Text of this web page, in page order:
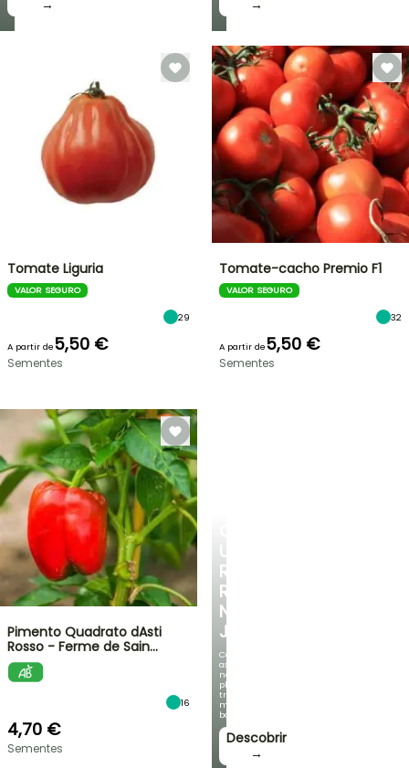
UM
RECANTO
REFRESCANTE
NO
JARDIM
Com
as
nossas
plantas
trepadeiras
mais
bonitas!
Descobrir
→
→
→
Tomate Liguria
VALOR SEGURO
29
A partir de5,50 €
Sementes
Tomate-cacho Premio F1
VALOR SEGURO
32
A partir de5,50 €
Sementes
Pimento Quadrato dAsti
Rosso - Ferme de Sain…
16
4,70 €
Sementes